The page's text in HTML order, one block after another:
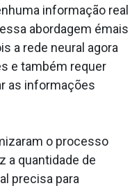
informação real
abordagem émais
a rede neural agora
e também requer
as informações
o processo
a quantidade de
precisa para